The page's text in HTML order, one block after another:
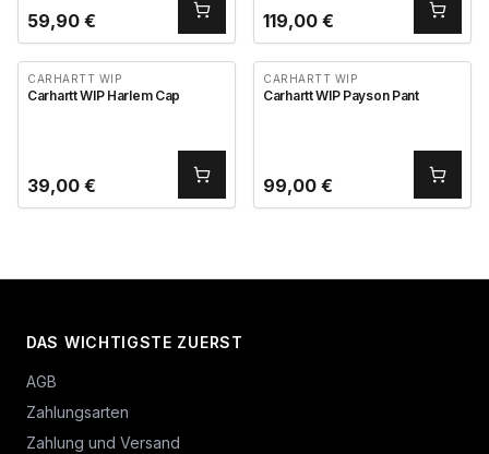
59,90 € 119,00 €
CARHARTT WIP
Carhartt WIP Harlem Cap
39,00 €
CARHARTT WIP
Carhartt WIP Payson Pant
99,00 €
DAS WICHTIGSTE ZUERST
AGB
Zahlungsarten
Zahlung und Versand